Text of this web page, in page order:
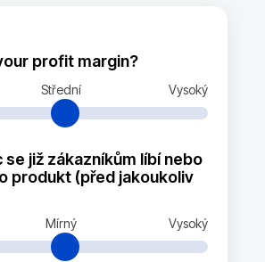
profit margin?
Střední Vysoký
se již zákazníkům líbí nebo
produkt (před jakoukoliv
Mírný Vysoký